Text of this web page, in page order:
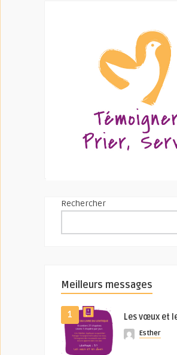
Rechercher
Meilleurs messages
1 Les vœux et
Esther